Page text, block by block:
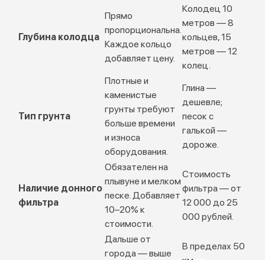
Глубина колодца
Прямо
пропорциональна.
Каждое кольцо
добавляет цену.
Колодец 10
метров — 8
кольцев, 15
метров — 12
колец.
Тип грунта
Плотные и
каменистые
грунты требуют
больше времени
и износа
оборудования.
Глина —
дешевле;
песок с
галькой —
дороже.
Наличие донного
фильтра
Обязателен на
плывуне и мелком
песке. Добавляет
10–20% к
стоимости.
Стоимость
фильтра — от
12 000 до 25
000 рублей.
Дальше от
города — выше
В пределах 50